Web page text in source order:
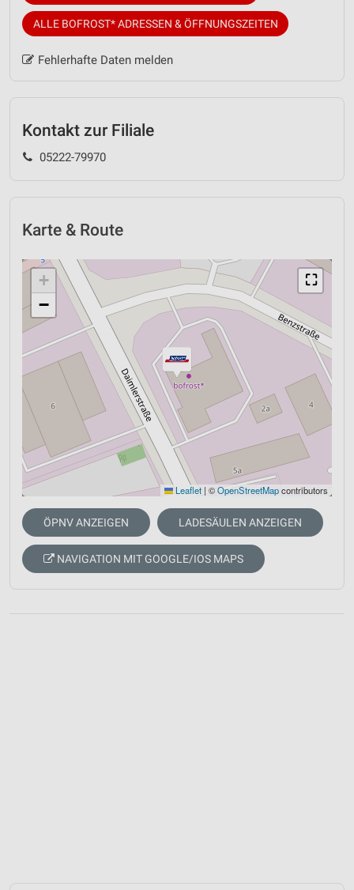
ALLE BOFROST* ADRESSEN & ÖFFNUNGSZEITEN
Fehlerhafte Daten melden
Kontakt zur Filiale
05222-79970
Karte & Route
⛶
+
−
Leaflet | ©OpenStreetMapcontributors
ÖPNV ANZEIGEN LADESÄULEN ANZEIGEN
NAVIGATION MIT GOOGLE/IOS MAPS